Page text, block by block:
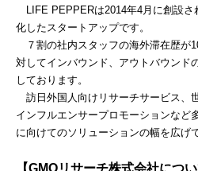
LIFE PEPPERは2014年4月に創設さ
化したスタートアップです。
７割の社内スタッフの海外滞在歴が
対してインバウンド、アウトバウンド
しております。
訪日外国人向けリサーチサービス、
インフルエンサープロモーションなど
に向けてのソリューションの幅を広げ